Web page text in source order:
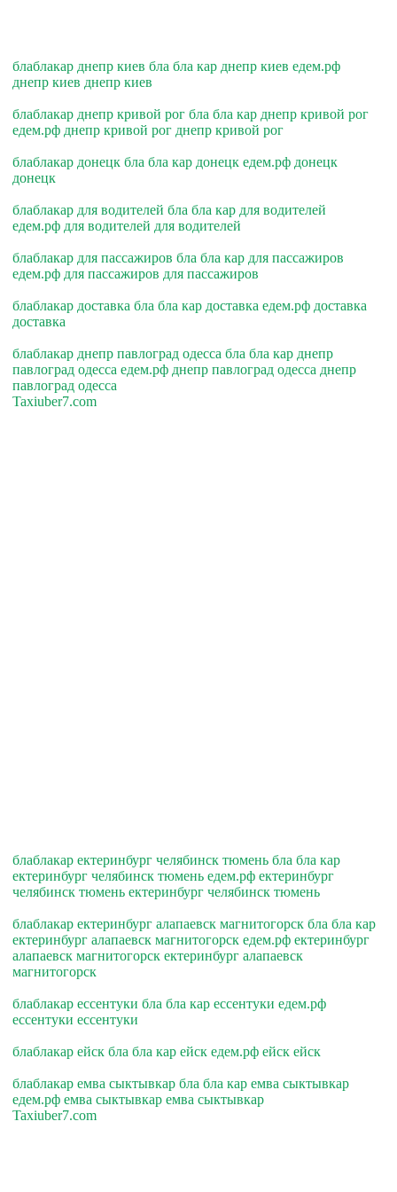
блаблакар днепр киев бла бла кар днепр киев едем.рф
днепр киев днепр киев
блаблакар днепр кривой рог бла бла кар днепр кривой рог
едем.рф днепр кривой рог днепр кривой рог
блаблакар донецк бла бла кар донецк едем.рф донецк
донецк
блаблакар для водителей бла бла кар для водителей
едем.рф для водителей для водителей
блаблакар для пассажиров бла бла кар для пассажиров
едем.рф для пассажиров для пассажиров
блаблакар доставка бла бла кар доставка едем.рф доставка
доставка
блаблакар днепр павлоград одесса бла бла кар днепр
павлоград одесса едем.рф днепр павлоград одесса днепр
павлоград одесса
Taxiuber7.com
блаблакар ектеринбург челябинск тюмень бла бла кар
ектеринбург челябинск тюмень едем.рф ектеринбург
челябинск тюмень ектеринбург челябинск тюмень
блаблакар ектеринбург алапаевск магнитогорск бла бла кар
ектеринбург алапаевск магнитогорск едем.рф ектеринбург
алапаевск магнитогорск ектеринбург алапаевск
магнитогорск
блаблакар ессентуки бла бла кар ессентуки едем.рф
ессентуки ессентуки
блаблакар ейск бла бла кар ейск едем.рф ейск ейск
блаблакар емва сыктывкар бла бла кар емва сыктывкар
едем.рф емва сыктывкар емва сыктывкар
Taxiuber7.com